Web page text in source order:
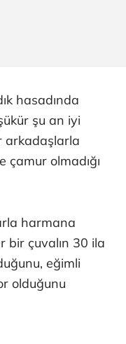
hasadında
şu an iyi
arkadaşlarla
çamur olmadığı
harmana
bir çuvalın 30 ila
eğimli
olduğunu